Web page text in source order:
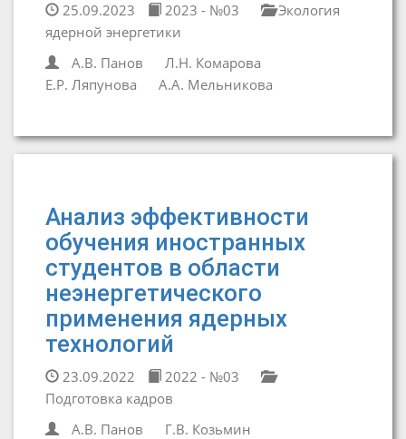
25.09.2023 2023 - №03
Экология
ядерной энергетики
А.В. Панов
Л.Н. Комарова
Е.Р. Ляпунова
А.А. Мельникова
Анализ эффективности
обучения иностранных
студентов в области
неэнергетического
применения ядерных
технологий
23.09.2022
2022 - №03
Подготовка кадров
А.В. Панов
Г.В. Козьмин